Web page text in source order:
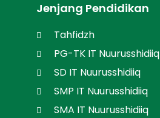
Jenjang Pendidikan
Tahfidzh
PG-TK IT Nuurusshidiiq
SD IT Nuurusshidiiq
SMP IT Nuurusshidiiq
SMA IT Nuurusshidiiq